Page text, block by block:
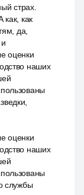
страх.
как
да,
оценки
наших
оценки
наших
службы